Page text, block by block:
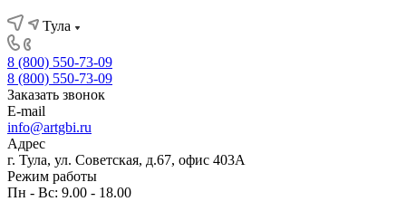
Тула
8 (800) 550-73-09
8 (800) 550-73-09
Заказать звонок
E-mail
info@artgbi.ru
Адрес
г. Тула, ул. Советская, д.67, офис 403А
Режим работы
Пн - Вс: 9.00 - 18.00